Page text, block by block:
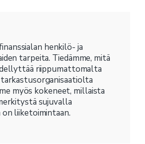
henkilö- ja
tarpeita. Tiedämme, mitä
riippumattomalta
myös kokeneet, millaista
sujuvalla
liiketoimintaan.